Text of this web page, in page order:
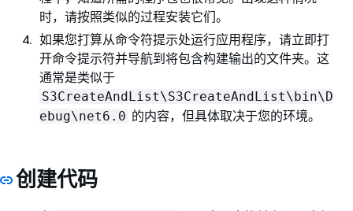
时，请按照类似的过程安装它们。
如果您打算从命令符提示处运行应用程序，请立即打
开命令提示符并导航到将包含构建输出的文件夹。这
通常是类似于
S3CreateAndList\S3CreateAndList\bin\D
ebug\net6.0 的内容，但具体取决于您的环境。
创建代码